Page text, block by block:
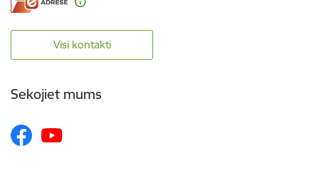
Visi kontakti
Sekojiet mums